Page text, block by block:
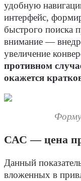
удобную
интерфейс,
быстрого поиска
внимание —
увеличение
противном
окажется
САС — цена
Данный
вложенных в